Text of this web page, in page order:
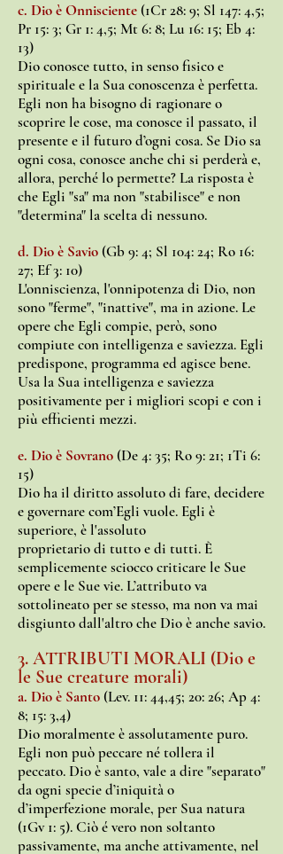
c. Dio è Onnisciente(1Cr 28: 9; Sl 147: 4,5;
Pr 15: 3; Gr 1: 4,5; Mt 6: 8; Lu 16: 15; Eb 4:
13)
Dio conosce tutto, in senso fisico e
spirituale e la Sua conoscenza è perfetta.
Egli non ha bisogno di ragionare o
scoprire le cose, ma conosce il passato, il
presente e il futuro d’ogni cosa. Se Dio sa
ogni cosa, conosce anche chi si perderà e,
allora, perché lo permette? La risposta è
che Egli "sa" ma non "stabilisce" e non
"determina" la scelta di nessuno.
d. Dio è Savio(Gb 9: 4; Sl 104: 24; Ro 16:
27; Ef 3: 10)
L'onniscienza, l'onnipotenza di Dio, non
sono "ferme", "inattive", ma in azione. Le
opere che Egli compie, però, sono
compiute con intelligenza e saviezza. Egli
predispone, programma ed agisce bene.
Usa la Sua intelligenza e saviezza
positivamente per i migliori scopi e con i
più efficienti mezzi.
e. Dio è Sovrano(De 4: 35; Ro 9: 21; 1Ti 6:
15)
Dio ha il diritto assoluto di fare, decidere
e governare com’Egli vuole. Egli è
superiore, è l'assoluto
proprietario di tutto e di tutti. È
semplicemente sciocco criticare le Sue
opere e le Sue vie. L’attributo va
sottolineato per se stesso, ma non va mai
disgiunto dall'altro che Dio è anche savio.
3. ATTRIBUTI MORALI (Dio e
le Sue creature morali)
a. Dio è Santo(Lev. 11: 44,45; 20: 26; Ap 4:
8; 15: 3,4)
Dio moralmente è assolutamente puro.
Egli non può peccare né tollera il
peccato. Dio è santo, vale a dire "separato"
da ogni specie d’iniquità o
d’imperfezione morale, per Sua natura
(1Gv 1: 5). Ciò é vero non soltanto
passivamente, ma anche attivamente, nel